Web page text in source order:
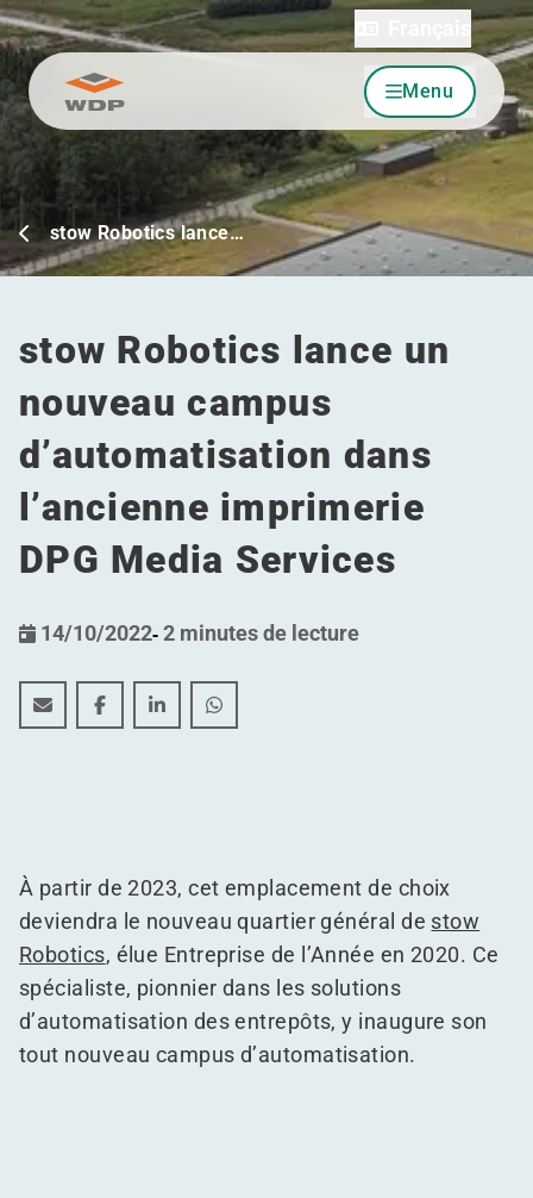
Allez au contenu Menu
stow Robotics lance…
stow Robotics lance un
nouveau campus
d’automatisation dans
l’ancienne imprimerie
DPG Media Services
14/10/2022-2 minutes de lecture
stow Robotics lance un nouveau campus
stow Robotics lance un nouveau campus
stow Robotics lance un nouveau campus
stow Robotics lance un nouveau
À partir de 2023, cet emplacement de choix
deviendra le nouveau quartier général de stow
Robotics, élue Entreprise de l’Année en 2020. Ce
spécialiste, pionnier dans les solutions
d’automatisation des entrepôts, y inaugure son
tout nouveau campus d’automatisation.